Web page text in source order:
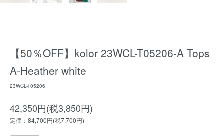
【50％OFF】kolor 23WCL-T05206-A Tops
A-Heather white
23WCL-T05206
42,350円(税3,850円)
定価：84,700円(税7,700円)